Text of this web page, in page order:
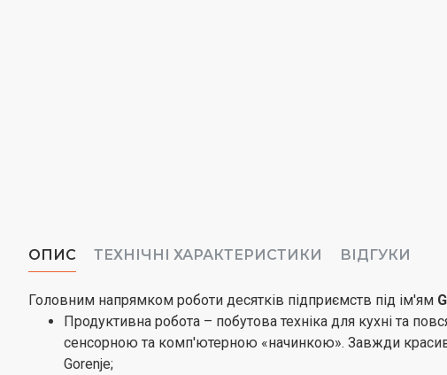
ОПИС ТЕХНІЧНІ ХАРАКТЕРИСТИКИ ВІДГУКИ
Головним напрямком роботи десятків підприємств під ім'ям
Продуктивна робота – побутова техніка для кухні та
сенсорною та комп'ютерною «начинкою». Завжди
Gorenje;